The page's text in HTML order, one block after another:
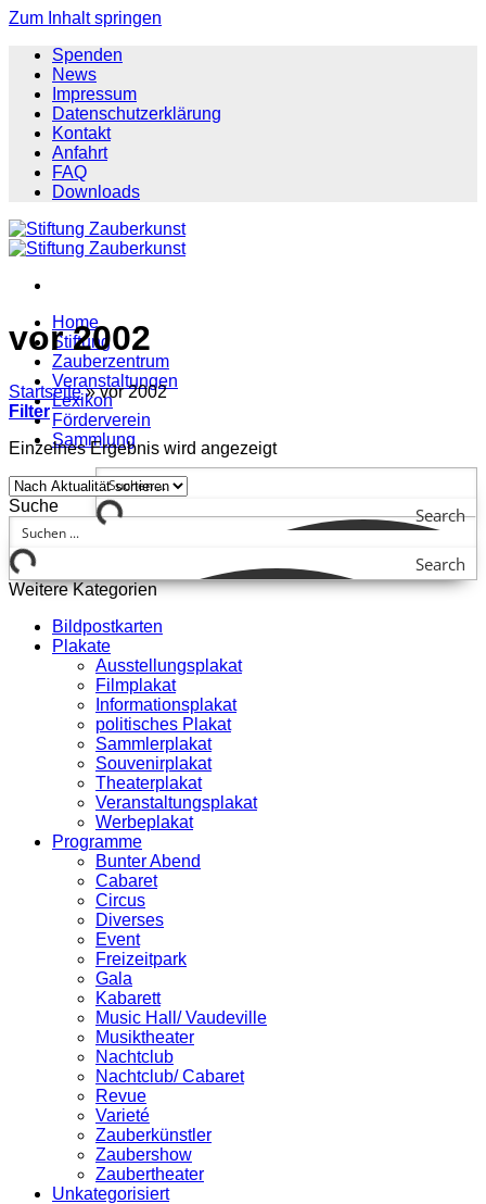
Zum Inhalt springen
Spenden
News
Impressum
Datenschutzerklärung
Kontakt
Anfahrt
FAQ
Downloads
Home
Stiftung
Zauberzentrum
Veranstaltungen
Lexikon
Förderverein
Sammlung
Search
vor 2002
Startseite » vor 2002
Filter
Einzelnes Ergebnis wird angezeigt
Suche
Search
Weitere Kategorien
Bildpostkarten
Plakate
Ausstellungsplakat
Filmplakat
Informationsplakat
politisches Plakat
Sammlerplakat
Souvenirplakat
Theaterplakat
Veranstaltungsplakat
Werbeplakat
Programme
Bunter Abend
Cabaret
Circus
Diverses
Event
Freizeitpark
Gala
Kabarett
Music Hall/ Vaudeville
Musiktheater
Nachtclub
Nachtclub/ Cabaret
Revue
Varieté
Zauberkünstler
Zaubershow
Zaubertheater
Unkategorisiert